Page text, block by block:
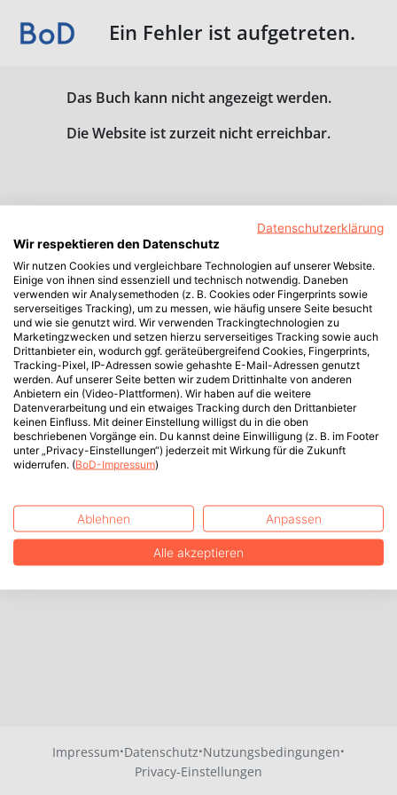
Ein Fehler ist aufgetreten.
Das Buch kann nicht angezeigt werden.
Die Website ist zurzeit nicht erreichbar.
Impressum·Datenschutz·Nutzungsbedingungen·
Privacy-Einstellungen
Datenschutzerklärung
Wir respektieren den Datenschutz
Wir nutzen Cookies und vergleichbare Technologien auf unserer Website.
Einige von ihnen sind essenziell und technisch notwendig. Daneben
verwenden wir Analysemethoden (z. B. Cookies oder Fingerprints sowie
serverseitiges Tracking), um zu messen, wie häufig unsere Seite besucht
und wie sie genutzt wird. Wir verwenden Trackingtechnologien zu
Marketingzwecken und setzen hierzu serverseitiges Tracking sowie auch
Drittanbieter ein, wodurch ggf. geräteübergreifend Cookies, Fingerprints,
Tracking-Pixel, IP-Adressen sowie gehashte E-Mail-Adressen genutzt
werden. Auf unserer Seite betten wir zudem Drittinhalte von anderen
Anbietern ein (Video-Plattformen). Wir haben auf die weitere
Datenverarbeitung und ein etwaiges Tracking durch den Drittanbieter
keinen Einfluss. Mit deiner Einstellung willigst du in die oben
beschriebenen Vorgänge ein. Du kannst deine Einwilligung (z. B. im Footer
unter „Privacy-Einstellungen“) jederzeit mit Wirkung für die Zukunft
widerrufen. (BoD-Impressum)
Ablehnen Anpassen
Alle akzeptieren